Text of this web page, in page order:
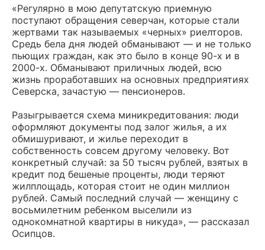
«Регулярно в мою депутатскую приемную
поступают обращения северчан, которые стали
жертвами так называемых «черных» риелторов.
Средь бела дня людей обманывают — и не только
пьющих граждан, как это было в конце 90-х и в
2000-х. Обманывают приличных людей, всю
жизнь проработавших на основных предприятиях
Северска, зачастую — пенсионеров.
Разыгрывается схема миникредитования: люди
оформляют документы под залог жилья, а их
обмишуривают, и жилье переходит в
собственность совсем другому человеку. Вот
конкретный случай: за 50 тысяч рублей, взятых в
кредит под бешеные проценты, люди теряют
жилплощадь, которая стоит не один миллион
рублей. Самый последний случай — женщину с
восьмилетним ребенком выселили из
однокомнатной квартиры в никуда», — рассказал
Осипцов.